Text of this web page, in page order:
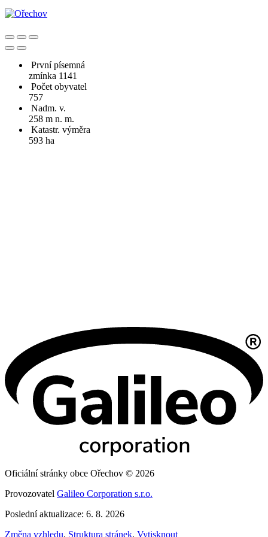
První písemná
zmínka 1141
Počet obyvatel
757
Nadm. v.
258 m n. m.
Katastr. výměra
593 ha
Oficiální stránky obce Ořechov © 2026
Provozovatel Galileo Corporation s.r.o.
Poslední aktualizace: 6. 8. 2026
Změna vzhledu, Struktura stránek, Vytisknout